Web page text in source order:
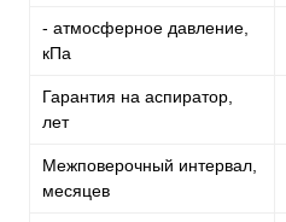
- атмосферное давление,
кПа
Гарантия на аспиратор,
лет
Межповерочный интервал,
месяцев